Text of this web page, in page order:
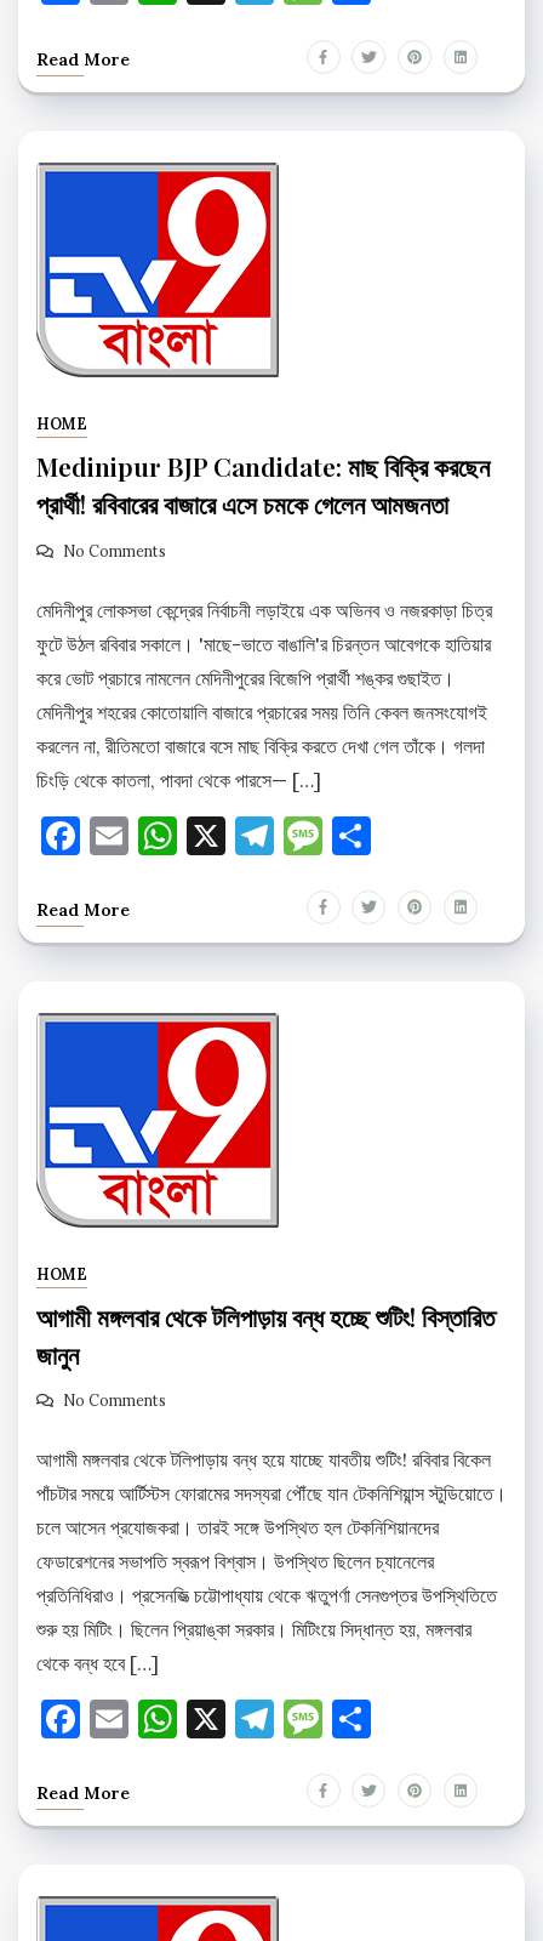
Read More
HOME
Medinipur BJP Candidate: মাছ বিক্রি করছেন
প্রার্থী! রবিবারের বাজারে এসে চমকে গেলেন আমজনতা
No Comments
মেদিনীপুর লোকসভা কেন্দ্রের নির্বাচনী লড়াইয়ে এক অভিনব ও নজরকাড়া চিত্র
ফুটে উঠল রবিবার সকালে। 'মাছে-ভাতে বাঙালি'র চিরন্তন আবেগকে হাতিয়ার
করে ভোট প্রচারে নামলেন মেদিনীপুরের বিজেপি প্রার্থী শঙ্কর গুছাইত।
মেদিনীপুর শহরের কোতোয়ালি বাজারে প্রচারের সময় তিনি কেবল জনসংযোগই
করলেন না, রীতিমতো বাজারে বসে মাছ বিক্রি করতে দেখা গেল তাঁকে। গলদা
চিংড়ি থেকে কাতলা, পাবদা থেকে পারসে— […]
Facebook
EmailWhatsApp
X Telegram
Message
Read More
HOME
আগামী মঙ্গলবার থেকে টলিপাড়ায় বন্ধ হচ্ছে শুটিং! বিস্তারিত
জানুন
No Comments
আগামী মঙ্গলবার থেকে টলিপাড়ায় বন্ধ হয়ে যাচ্ছে যাবতীয় শুটিং! রবিবার বিকেল
পাঁচটার সময়ে আর্টিস্টস ফোরামের সদস্যরা পৌঁছে যান টেকনিশিয়ান্স স্টুডিয়োতে।
চলে আসেন প্রযোজকরা। তারই সঙ্গে উপস্থিত হল টেকনিশিয়ানদের
ফেডারেশনের সভাপতি স্বরূপ বিশ্বাস। উপস্থিত ছিলেন চ্যানেলের
প্রতিনিধিরাও। প্রসেনজিত্‍ চট্টোপাধ্যায় থেকে ঋতুপর্ণা সেনগুপ্তর উপস্থিতিতে
শুরু হয় মিটিং। ছিলেন প্রিয়াঙ্কা সরকার। মিটিংয়ে সিদ্ধান্ত হয়, মঙ্গলবার
থেকে বন্ধ হবে […]
Facebook
EmailWhatsApp
X Telegram
Message
Read More